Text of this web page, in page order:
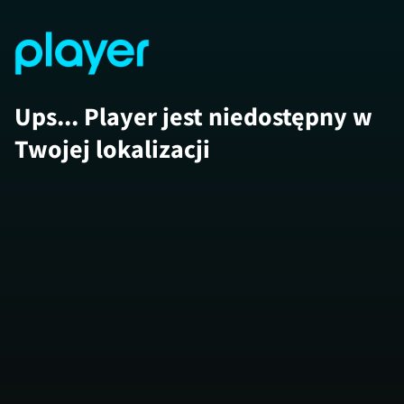
Ups... Player jest niedostępny w
Twojej lokalizacji